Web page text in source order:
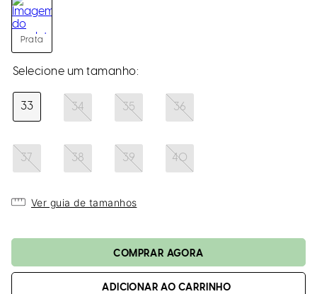
Prata
33 34 35 36
37 38 39 40
Ver guia de tamanhos
ADICIONAR AO CARRINHO